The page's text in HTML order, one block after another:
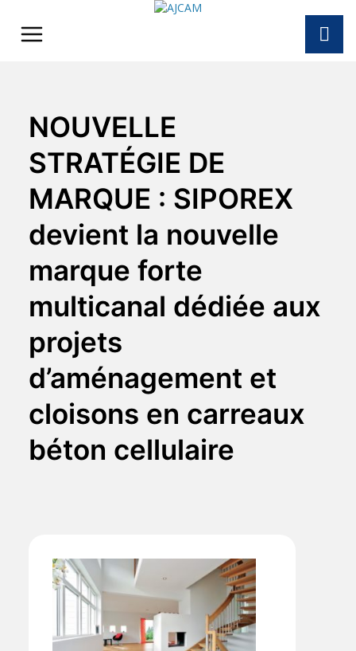
content
NOUVELLE
STRATÉGIE DE
MARQUE : SIPOREX
devient la nouvelle
marque forte
multicanal dédiée aux
projets
d’aménagement et
cloisons en carreaux
béton cellulaire